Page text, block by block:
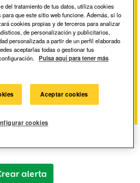
clave
alerta
del tratamiento de tus datos, utiliza cookies
que este sitio web funcione. Además, si lo
cookies propias y de terceros para analizar
de personalización y publicitarios,
personalizada a partir de un perfil elaborado
aceptarlas todas o gestionar tus
Pulsa aquí para tener más
Aceptar cookies
cookies